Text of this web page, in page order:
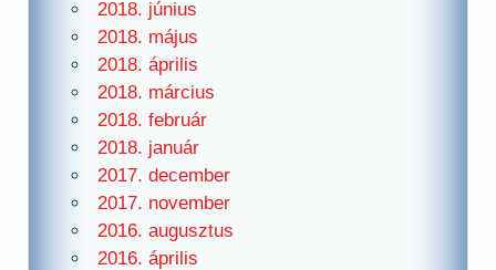
2018. június
2018. május
2018. április
2018. március
2018. február
2018. január
2017. december
2017. november
2016. augusztus
2016. április